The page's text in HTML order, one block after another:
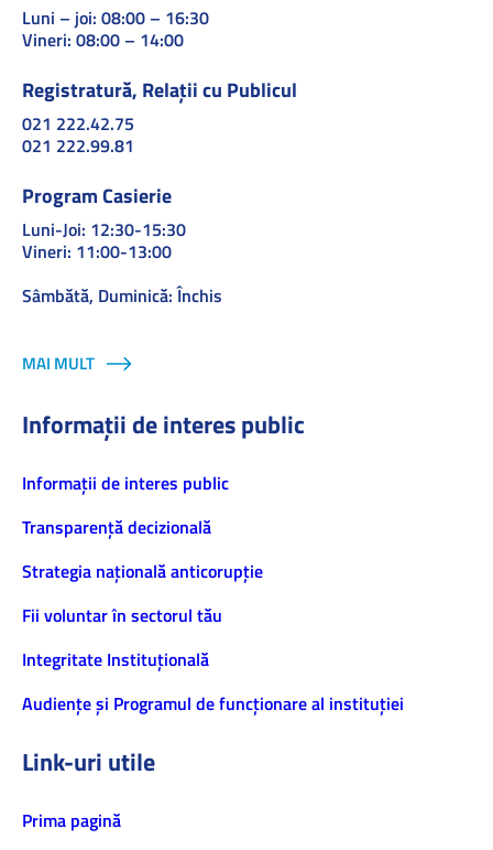
Luni – joi: 08:00 – 16:30
Vineri: 08:00 – 14:00
Registratură, Relații cu Publicul
021 222.42.75
021 222.99.81
Program Casierie
Luni-Joi: 12:30-15:30
Vineri: 11:00-13:00
Sâmbătă, Duminică: Închis
MAI MULT
Informații de interes public
Informaţii de interes public
Transparență decizională
Strategia națională anticorupție
Fii voluntar în sectorul tău
Integritate Instituțională
Audiențe și Programul de funcționare al instituției
Link-uri utile
Prima pagină